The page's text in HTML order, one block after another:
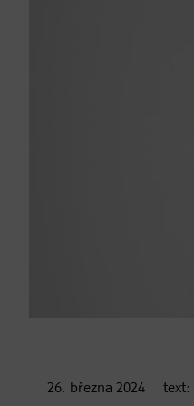
26. března 2024 text: